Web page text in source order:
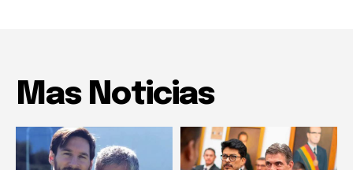
Mas Noticias